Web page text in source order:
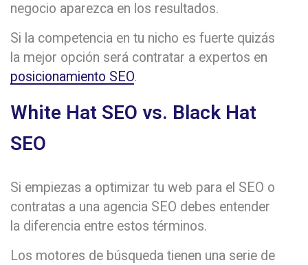
negocio aparezca en los resultados.
Si la competencia en tu nicho es fuerte quizás
la mejor opción será contratar a expertos en
posicionamiento SEO.
White Hat SEO vs. Black Hat
SEO
Si empiezas a optimizar tu web para el SEO o
contratas a una agencia SEO debes entender
la diferencia entre estos términos.
Los motores de búsqueda tienen una serie de